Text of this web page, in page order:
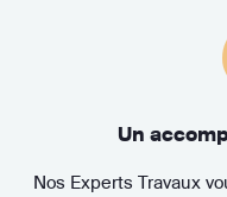
Un
Nos Experts Travaux